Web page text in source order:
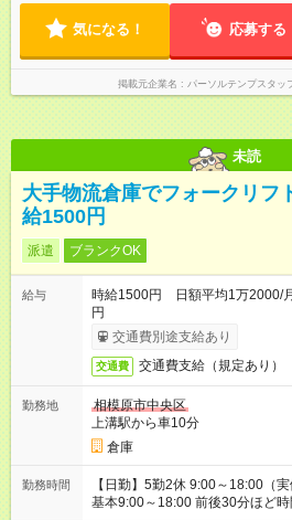
気になる！ 応募する
掲載元企業名 パーソルテンプスタ
未読
大手物流倉庫でフォークリフ
給1500円
派遣 ブランクOK
給与
時給1500円 日額平均1万2000/
円
交通費別途支給あり
交通費 交通費支給（規定あり）
勤務地
相模原市中央区
上溝駅から車10分
倉庫
勤務時間
【日勤】5勤2休 9:00～18:00（
基本9:00～18:00 前後30分ほど時